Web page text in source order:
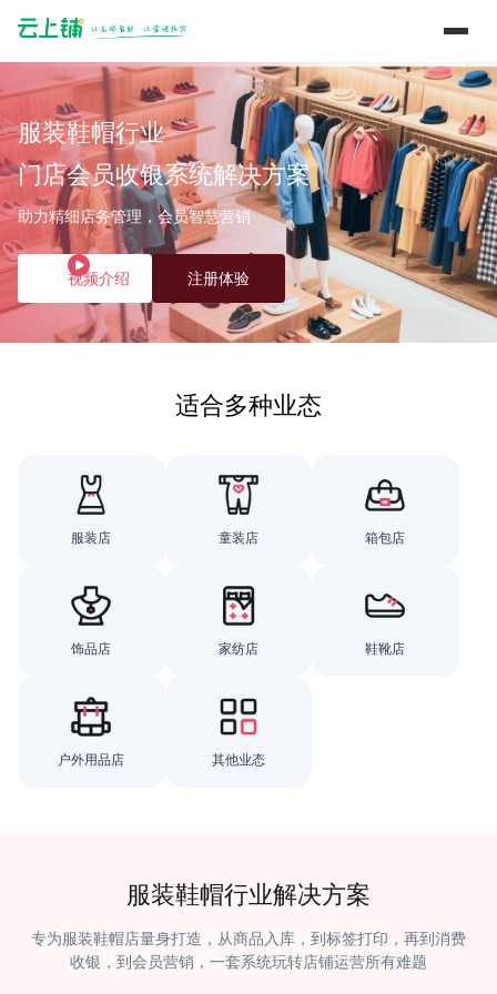
服装鞋帽行业
门店会员收银系统解决方案
助力精细店务管理，会员智慧营销
视频介绍 注册体验
适合多种业态
服装店 童装店 箱包店
饰品店 家纺店 鞋靴店
户外用品店 其他业态
服装鞋帽行业解决方案
专为服装鞋帽店量身打造，从商品入库，到标签打印，再到消费
收银，到会员营销，一套系统玩转店铺运营所有难题